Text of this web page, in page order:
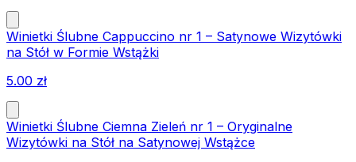
Winietki Ślubne Cappuccino nr 1 – Satynowe Wizytówki
na Stół w Formie Wstążki
5.00 zł
Winietki Ślubne Ciemna Zieleń nr 1 – Oryginalne
Wizytówki na Stół na Satynowej Wstążce